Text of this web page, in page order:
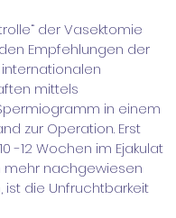
der Vasektomie
Empfehlungen der
mittels
in einem
zur Operation. Erst
-12 Wochen im Ejakulat
mehr nachgewiesen
ist die Unfruchtbarkeit